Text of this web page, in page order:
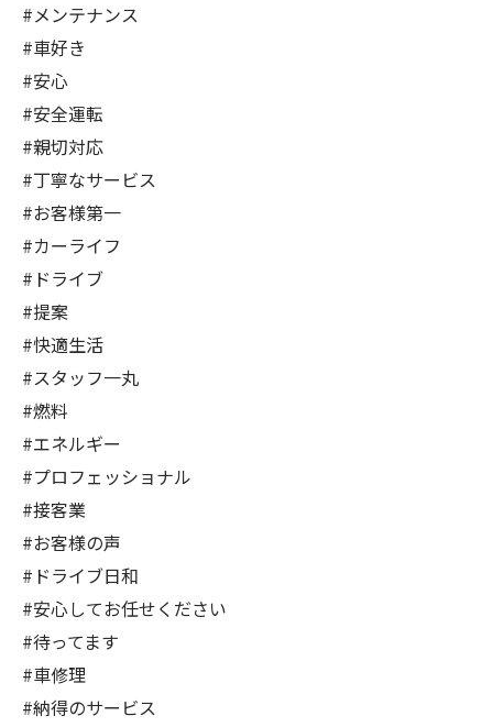
#メンテナンス
#車好き
#安心
#安全運転
#親切対応
#丁寧なサービス
#お客様第一
#カーライフ
#ドライブ
#提案
#快適生活
#スタッフ一丸
#燃料
#エネルギー
#プロフェッショナル
#接客業
#お客様の声
#ドライブ日和
#安心してお任せください
#待ってます
#車修理
#納得のサービス